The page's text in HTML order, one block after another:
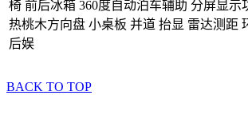
椅 前后冰箱 360度自动泊车辅助 分屏显示
热桃木方向盘 小桌板 并道 抬显 雷达测距
后娱
BACK TO TOP